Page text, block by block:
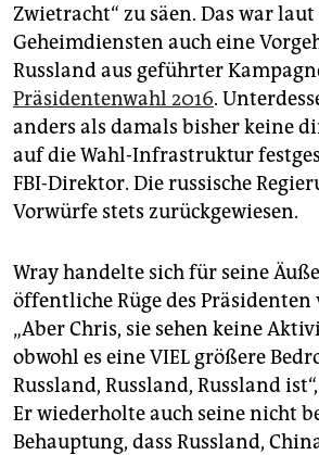
Zwietracht“ zu säen. Das war laut
Geheimdiensten auch eine
Russland aus geführter
Präsidentenwahl 2016.
anders als damals bisher keine
auf die Wahl-Infrastruktur
FBI-Direktor. Die russische
Vorwürfe stets zurückgewiesen.
Wray handelte sich für seine
öffentliche Rüge des
„Aber Chris, sie sehen keine
obwohl es eine VIEL größere
Russland, Russland, Russland
Er wiederholte auch seine nicht
Behauptung, dass Russland,